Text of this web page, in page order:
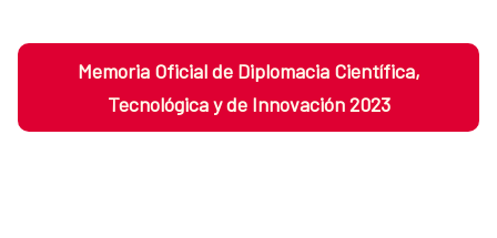
Memoria Oficial de Diplomacia Científica,
Tecnológica y de Innovación 2023